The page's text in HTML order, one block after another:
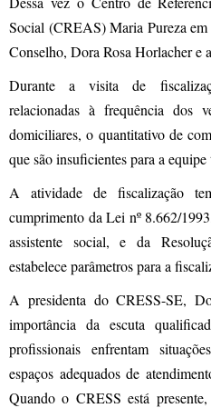
Social (CREAS) Maria Pureza
Conselho, Dora Rosa Horlacher e
Durante a visita de
relacionadas à frequência dos
domiciliares, o quantitativo de
que são insuficientes para a equipe
A atividade de fiscalização
cumprimento da Lei nº 8.662/
assistente social, e da
estabelece parâmetros para a
A presidenta do CRESS-SE,
importância da escuta
profissionais enfrentam
espaços adequados de
Quando o CRESS está